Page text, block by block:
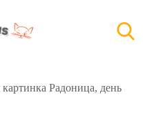
Радоница, день